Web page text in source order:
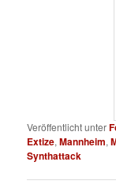
Veröffentlicht unter
Extize,Mannheim,
Synthattack